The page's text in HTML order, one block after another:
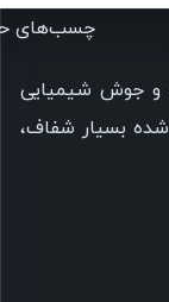
چسب‌های
و جوش شیمیایی
بسیار شفاف،